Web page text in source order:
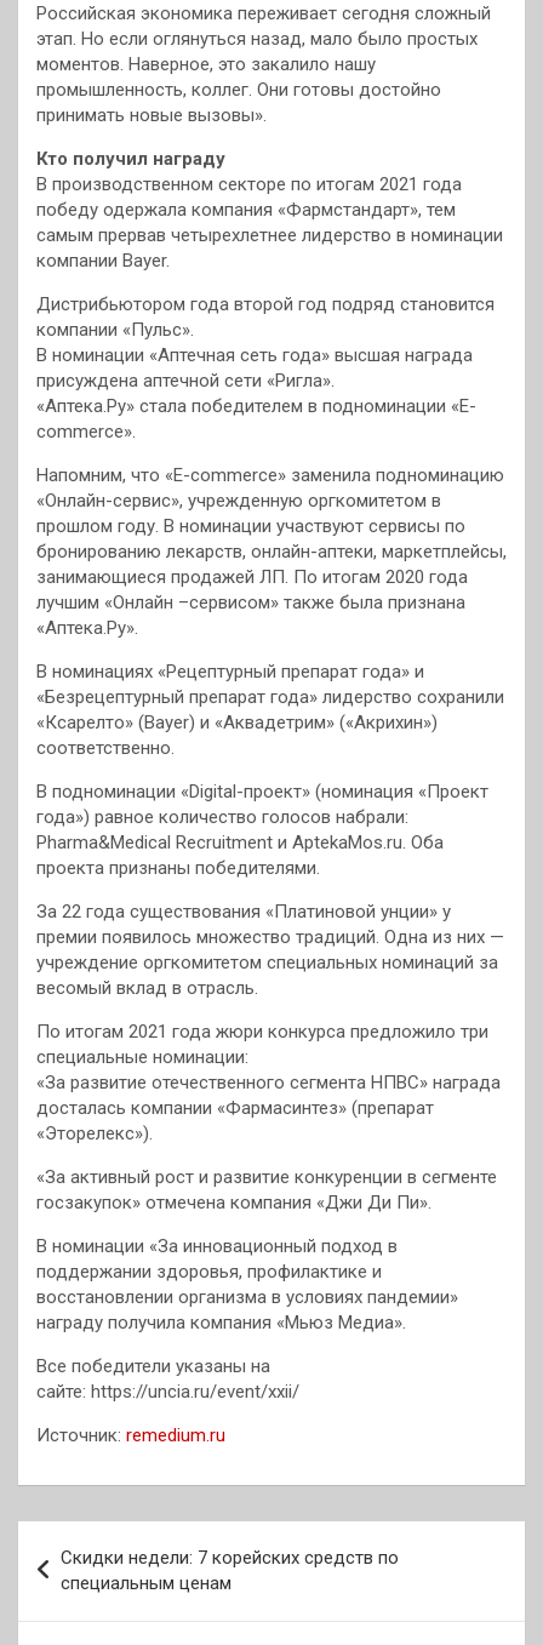
Российская экономика переживает сегодня сложный
этап. Но если оглянуться назад, мало было простых
моментов. Наверное, это закалило нашу
промышленность, коллег. Они готовы достойно
принимать новые вызовы».
Кто получил награду
В производственном секторе по итогам 2021 года
победу одержала компания «Фармстандарт», тем
самым прервав четырехлетнее лидерство в номинации
компании Bayer.
Дистрибьютором года второй год подряд становится
компании «Пульс».
В номинации «Аптечная сеть года» высшая награда
присуждена аптечной сети «Ригла».
«Аптека.Ру» стала победителем в подноминации «E-
commerce».
Напомним, что «E-commerce» заменила подноминацию
«Онлайн-сервис», учрежденную оргкомитетом в
прошлом году. В номинации участвуют сервисы по
бронированию лекарств, онлайн-аптеки, маркетплейсы,
занимающиеся продажей ЛП. По итогам 2020 года
лучшим «Онлайн –сервисом» также была признана
«Аптека.Ру».
В номинациях «Рецептурный препарат года» и
«Безрецептурный препарат года» лидерство сохранили
«Ксарелто» (Bayer) и «Аквадетрим» («Акрихин»)
соответственно.
В подноминации «Digital-проект» (номинация «Проект
года») равное количество голосов набрали:
Pharma&Medical Recruitment и AptekaMos.ru. Оба
проекта признаны победителями.
За 22 года существования «Платиновой унции» у
премии появилось множество традиций. Одна из них —
учреждение оргкомитетом специальных номинаций за
весомый вклад в отрасль.
По итогам 2021 года жюри конкурса предложило три
специальные номинации:
«За развитие отечественного сегмента НПВС» награда
досталась компании «Фармасинтез» (препарат
«Эторелекс»).
«За активный рост и развитие конкуренции в сегменте
госзакупок» отмечена компания «Джи Ди Пи».
В номинации «За инновационный подход в
поддержании здоровья, профилактике и
восстановлении организма в условиях пандемии»
награду получила компания «Мьюз Медиа».
Все победители указаны на
сайте: https://uncia.ru/event/xxii/
Источник: remedium.ru
по
записям
Скидки недели: 7 корейских средств по
специальным ценам